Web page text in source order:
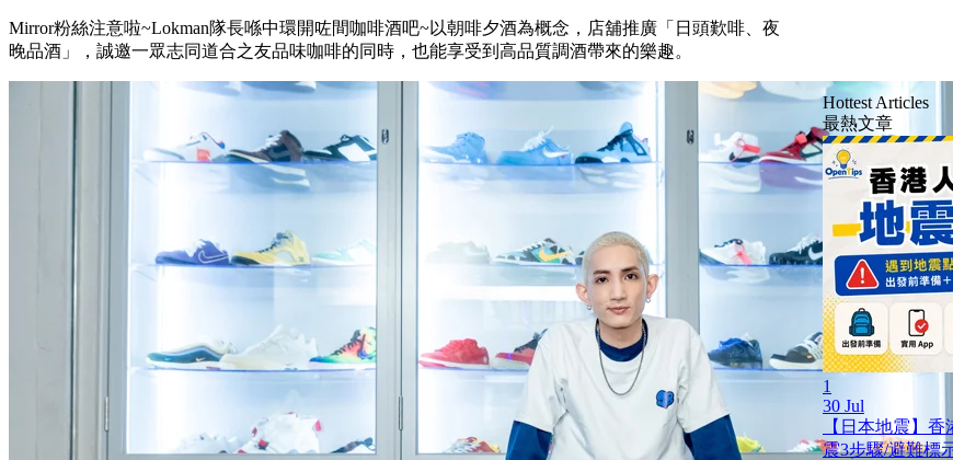
Mirror粉絲注意啦~Lokman隊長喺中環開咗間咖啡酒吧~以朝啡夕酒為概念，店舖推廣「日頭歎啡、夜
晚品酒」，誠邀一眾志同道合之友品味咖啡的同時，也能享受到高品質調酒帶來的樂趣。
Hottest Articles
最熱文章
1
30 Jul
【日本地震】
震3步驟/避難標